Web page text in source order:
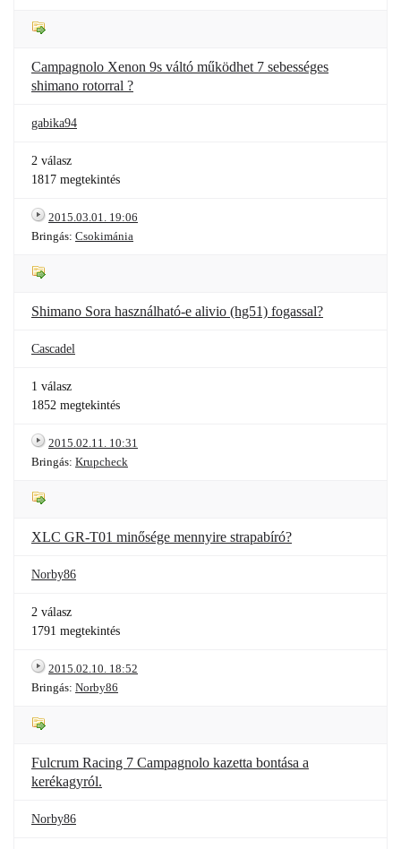
Campagnolo Xenon 9s váltó működhet 7 sebességes
shimano rotorral ?
gabika94
2 válasz
1817 megtekintés
2015.03.01. 19:06
Bringás: Csokimánia
Shimano Sora használható-e alivio (hg51) fogassal?
Cascadel
1 válasz
1852 megtekintés
2015.02.11. 10:31
Bringás: Krupcheck
XLC GR-T01 minősége mennyire strapabíró?
Norby86
2 válasz
1791 megtekintés
2015.02.10. 18:52
Bringás: Norby86
Fulcrum Racing 7 Campagnolo kazetta bontása a
kerékagyról.
Norby86